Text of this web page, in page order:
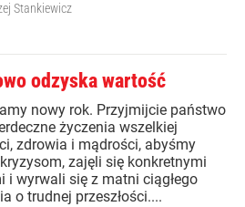
Stankiewicz
odzyska wartość
nowy rok. Przyjmijcie państwo
życzenia wszelkiej
zdrowia i mądrości, abyśmy
zajęli się konkretnymi
i wyrwali się z matni ciągłego
o trudnej przeszłości....